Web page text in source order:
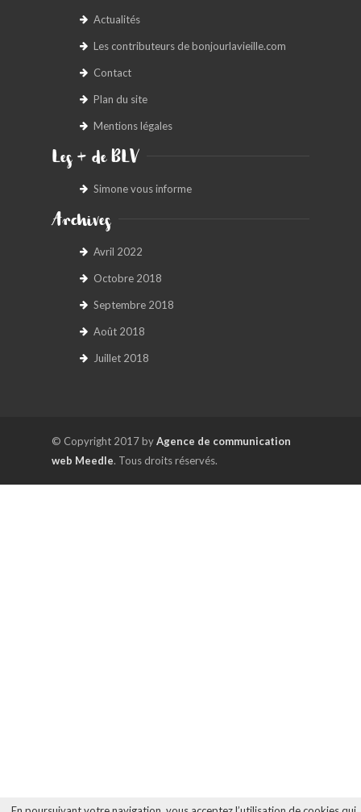
Actualités
Les contributeurs de bonjourlavieille.com
Contact
Plan du site
Mentions légales
Les + de BLV
Simone vous informe
Archives
Avril 2022
Octobre 2018
Septembre 2018
Août 2018
Juillet 2018
© Copyright 2017 byAgence de communication
web Meedle. Tous droits réservés.